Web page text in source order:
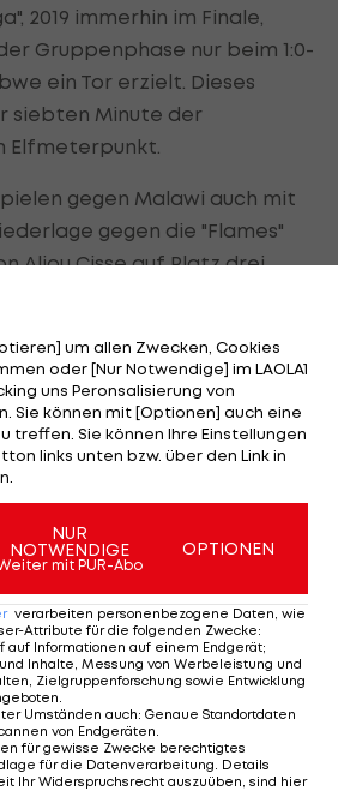
2019 immerhin im Finale,
Gruppenphase nur beim 1:0-
ein Tor erzielt. Dieses
siebten Minute der
Elfmeterpunkt.
gegen Malawi auch mit
gegen die "Flames"
Aliou Cisse auf Platz drei
erhalten die Ostafrikaner in
VAR-Check allerdings
der Senegal Gruppe B
Sieger, Malawi hat als Dritter
die Chance, als einer der
ins Achtelfinale
gegen Simbabwe zieht
ins Achtelfinale ein. Die
ebenfalls bei vier Punkten
einem Torverhältnis von 2:2,
das direkte Duell gegen die
um allen Zwecken, Cookies
oder [Nur Notwendige] im LAOLA1
uns Peronsalisierung von
Sie können mit [Optionen] auch eine
treffen. Sie können Ihre Einstellungen
links unten bzw. über den Link in
NUR
NOTWENDIGE
mit PUR-Abo
OPTIONEN
verarbeiten personenbezogene Daten, wie
Attribute für die folgenden Zwecke:
auf Informationen auf einem Endgerät;
Inhalte, Messung von Werbeleistung und
Zielgruppenforschung sowie Entwicklung
.
Umständen auch: Genaue Standortdaten
von Endgeräten.
für gewisse Zwecke berechtigtes
für die Datenverarbeitung. Details
Ihr Widerspruchsrecht auszuüben, sind hier